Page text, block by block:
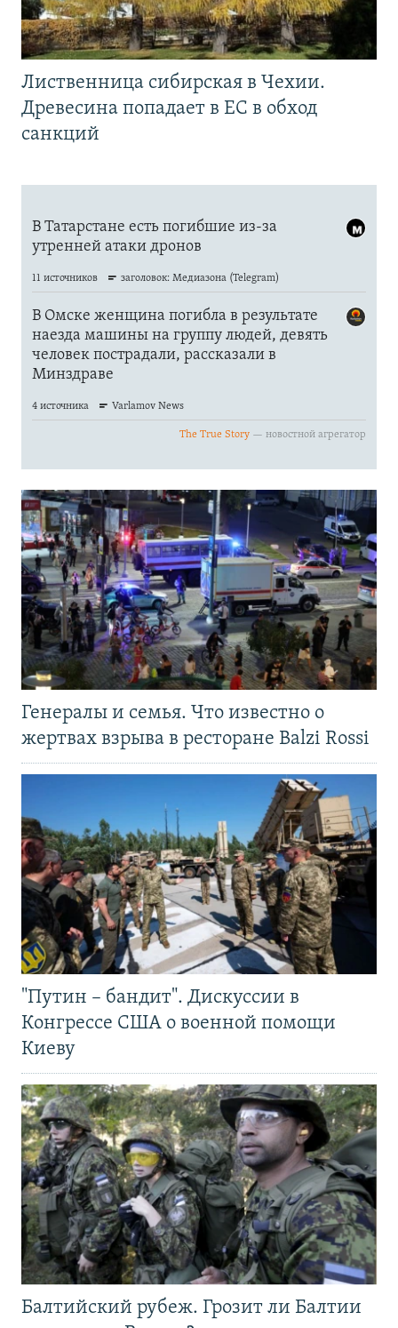
Лиственница сибирская в Чехии.
Древесина попадает в ЕС в обход
санкций
Генералы и семья. Что известно о
жертвах взрыва в ресторане Balzi Rossi
"Путин – бандит". Дискуссии в
Конгрессе США о военной помощи
Киеву
Балтийский рубеж. Грозит ли Балтии